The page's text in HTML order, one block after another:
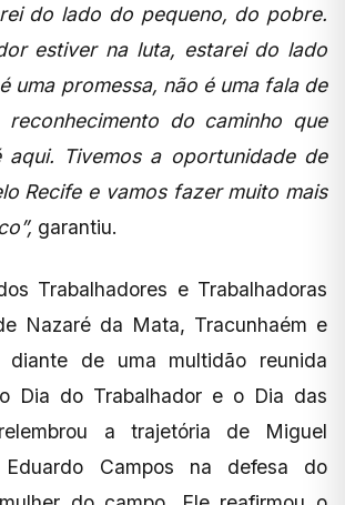
do lado do pequeno, do pobre.
estiver na luta, estarei do lado
uma promessa, não é uma fala de
do caminho que
aqui. Tivemos a oportunidade de
Recife e vamos fazer muito mais
garantiu.
Trabalhadores e Trabalhadoras
Nazaré da Mata, Tracunhaém e
diante de uma multidão reunida
Dia do Trabalhador e o Dia das
a trajetória de Miguel
Campos na defesa do